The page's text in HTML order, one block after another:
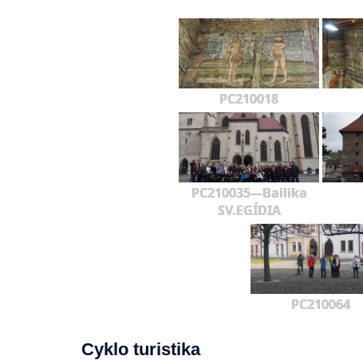
PC210018
PC210035---Bailika
SV.EGÍDIA
PC210064
Cyklo turistika